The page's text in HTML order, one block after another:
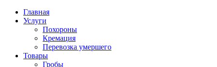
Главная
Услуги
Похороны
Кремация
Перевозка умершего
Товары
Гробы